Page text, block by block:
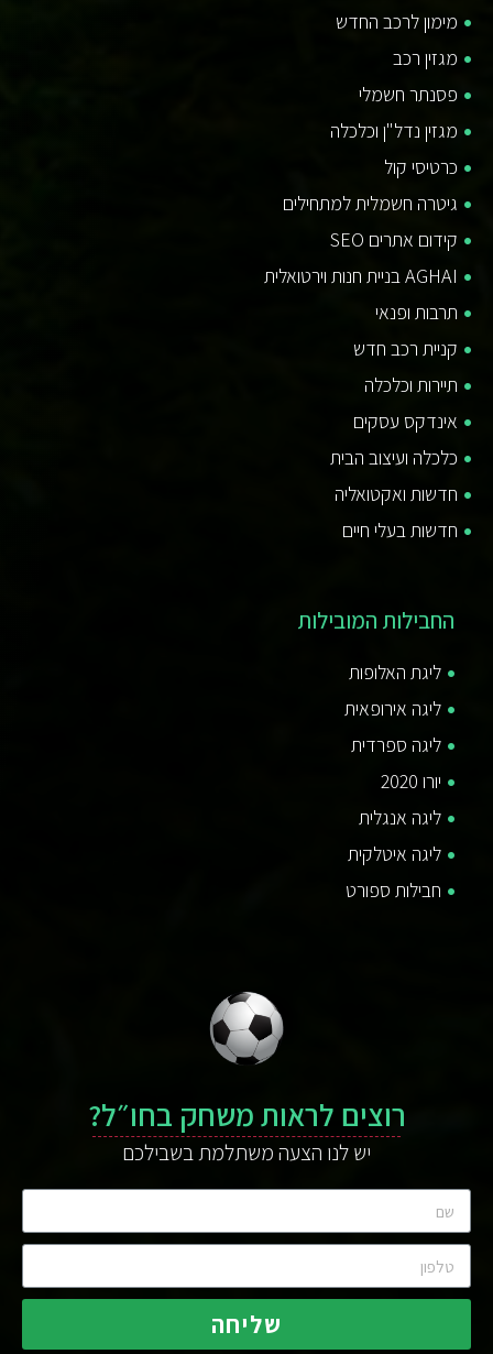
מימון לרכב החדש
מגזין רכב
פסנתר חשמלי
מגזין נדל"ן וכלכלה
כרטיסי קול
גיטרה חשמלית למתחילים
קידום אתרים SEO
AGHAI בניית חנות וירטואלית
תרבות ופנאי
קניית רכב חדש
תיירות וכלכלה
אינדקס עסקים
כלכלה ועיצוב הבית
חדשות ואקטואליה
חדשות בעלי חיים
החבילות המובילות
ליגת האלופות
ליגה אירופאית
ליגה ספרדית
יורו 2020
ליגה אנגלית
ליגה איטלקית
חבילות ספורט
רוצים לראות משחק בחו״ל?
יש לנו הצעה משתלמת בשבילכם
שליחה